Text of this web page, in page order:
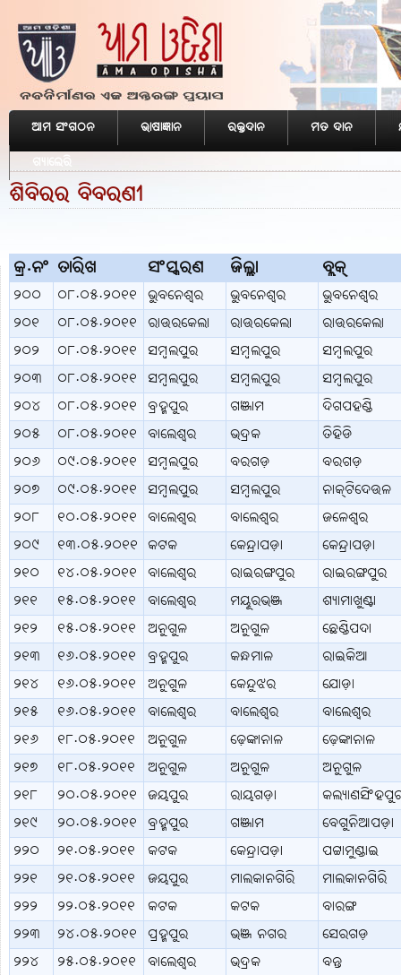
ଆମ ସଂଗଠନ ଭାଷାଜ୍ଞାନ ରକ୍ତଦାନ ମତ ଦାନ
ଗ୍ୟାଲେରି
ଶିବିରର ବିବରଣୀ
କ୍ର.ନଂ ତାରିଖ ସଂସ୍କରଣ ଜିଲ୍ଲା ବ୍ଲକ୍
୨୦୦ ୦୮.୦୫.୨୦୧୧ ଭୁବନେଶ୍ବର ଭୁବନେଶ୍ବର
ଭୁବନେଶ୍ବର
୨୦୧
୦୮.୦୫.୨୦୧୧ ରାଉରକେଲା ରାଉରକେଲା
ରାଉରକେଲା
୨୦୨
୦୮.୦୫.୨୦୧୧ ସମ୍ବଲପୁର ସମ୍ବଲପୁର
ସମ୍ବଲପୁର
୨୦୩
୦୮.୦୫.୨୦୧୧ ସମ୍ବଲପୁର ସମ୍ବଲପୁର
ସମ୍ବଲପୁର
୨୦୪
୦୮.୦୫.୨୦୧୧ ବ୍ରହ୍ମପୁର ଗଞ୍ଜାମ
ଦିଗପହଣ୍ଡି
୨୦୫
୦୮.୦୫.୨୦୧୧ ବାଲେଶ୍ବର ଭଦ୍ରକ
ତିହିଡି
୨୦୬
୦୯.୦୫.୨୦୧୧ ସମ୍ବଲପୁର ବରଗଡ଼
ବରଗଡ଼
୨୦୭
୦୯.୦୫.୨୦୧୧ ସମ୍ବଲପୁର ସମ୍ବଲପୁର
ନାକ୍‌ଟିଦେଉଳ
୨୦୮
୧୦.୦୫.୨୦୧୧ ବାଲେଶ୍ବର ବାଲେଶ୍ବର
ଜଳେଶ୍ବର
୨୦୯
୧୩.୦୫.୨୦୧୧ କଟକ କେନ୍ଦ୍ରାପଡ଼ା
କେନ୍ଦ୍ରାପଡ଼ା
୨୧୦
୧୪.୦୫.୨୦୧୧ ବାଲେଶ୍ବର ରାଇରଙ୍ଗପୁର
ରାଇରଙ୍ଗପୁର
୨୧୧
୧୫.୦୫.୨୦୧୧ ବାଲେଶ୍ବର ମୟୂରଭଞ୍ଜ
ଶ୍ୟାମାଖୁଣ୍ଟା
୨୧୨
୧୫.୦୫.୨୦୧୧ ଅନୁଗୁଳ ଅନୁଗୁଳ
ଛେଣ୍ଡିପଦା
୨୧୩
୧୬.୦୫.୨୦୧୧ ବ୍ରହ୍ମପୁର କନ୍ଧମାଳ
ରାଇକିଆ
୨୧୪
୧୬.୦୫.୨୦୧୧ ଅନୁଗୁଳ କେନ୍ଦୁଝର
ଯୋଡ଼ା
୨୧୫
୧୬.୦୫.୨୦୧୧ ବାଲେଶ୍ବର ବାଲେଶ୍ବର
ବାଲେଶ୍ବର
୨୧୬
୧୮.୦୫.୨୦୧୧ ଅନୁଗୁଳ ଢ଼େଙ୍କାନାଳ
ଢ଼େଙ୍କାନାଳ
୨୧୭
୧୮.୦୫.୨୦୧୧ ଅନୁଗୁଳ ଅନୁଗୁଳ
ଅନୁଗୁଳ
୨୧୮
୨୦.୦୫.୨୦୧୧ ଜୟପୁର ରାୟଗଡ଼ା
୨୧୯
୨୦.୦୫.୨୦୧୧ ବ୍ରହ୍ମପୁର ଗଞ୍ଜାମ
ବେଗୁନିଆପଡ଼ା
୨୨୦
୨୧.୦୫.୨୦୧୧ କଟକ କେନ୍ଦ୍ରାପଡ଼ା
ପଟ୍ଟାମୁଣ୍ଡାଇ
୨୨୧
୨୧.୦୫.୨୦୧୧ ଜୟପୁର ମାଲକାନଗିରି
ମାଲକାନଗିରି
୨୨୨
୨୨.୦୫.୨୦୧୧ କଟକ କଟକ
ବାରଙ୍ଗ
୨୨୩
୨୪.୦୫.୨୦୧୧ ପ୍ରହ୍ମପୁର ଭଞ୍ଜ ନଗର
ସେରଗଡ଼
୨୨୪
୨୫.୦୫.୨୦୧୧ ବାଲେଶ୍ବର ଭଦ୍ରକ
ବନ୍ତ